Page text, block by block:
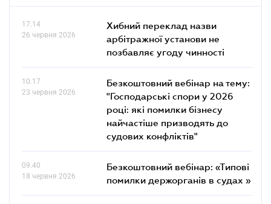
17.14
26 червня 2026
Хибний переклад назви
арбітражної установи не
позбавляє угоду чинності
10.17
23 червня 2026
Безкоштовний вебінар на тему:
"Господарські спори у 2026
році: які помилки бізнесу
найчастіше призводять до
судових конфліктів"
09.40
18 червня 2026
Безкоштовний вебінар: «Типові
помилки держорганів в судах »